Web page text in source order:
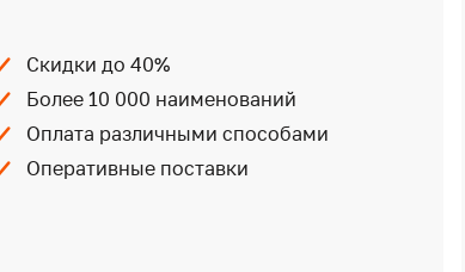
Скидки до 40%
Более 10 000 наименований
Оплата различными способами
Оперативные поставки